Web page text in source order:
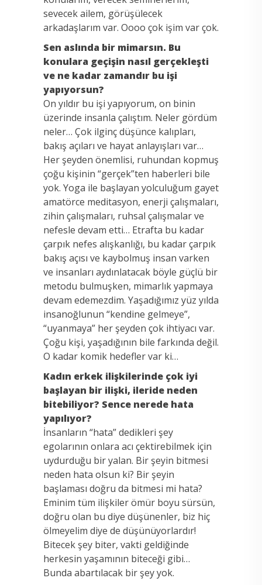
sevecek ailem, görüşülecek
arkadaşlarım var. Oooo çok işim var çok.
Sen aslında bir mimarsın. Bu
konulara geçişin nasıl gerçekleşti
ve ne kadar zamandır bu işi
yapıyorsun?
On yıldır bu işi yapıyorum, on binin
üzerinde insanla çalıştım. Neler gördüm
neler… Çok ilginç düşünce kalıpları,
bakış açıları ve hayat anlayışları var…
Her şeyden önemlisi, ruhundan kopmuş
çoğu kişinin “gerçek”ten haberleri bile
yok. Yoga ile başlayan yolculuğum gayet
amatörce meditasyon, enerji çalışmaları,
zihin çalışmaları, ruhsal çalışmalar ve
nefesle devam etti… Etrafta bu kadar
çarpık nefes alışkanlığı, bu kadar çarpık
bakış açısı ve kaybolmuş insan varken
ve insanları aydınlatacak böyle güçlü bir
metodu bulmuşken, mimarlık yapmaya
devam edemezdim. Yaşadığımız yüz yılda
insanoğlunun “kendine gelmeye”,
“uyanmaya” her şeyden çok ihtiyacı var.
Çoğu kişi, yaşadığının bile farkında değil.
O kadar komik hedefler var ki…
Kadın erkek ilişkilerinde çok iyi
başlayan bir ilişki, ileride neden
bitebiliyor? Sence nerede hata
yapılıyor?
İnsanların “hata” dedikleri şey
egolarının onlara acı çektirebilmek için
uydurduğu bir yalan. Bir şeyin bitmesi
neden hata olsun ki? Bir şeyin
başlaması doğru da bitmesi mi hata?
Eminim tüm ilişkiler ömür boyu sürsün,
doğru olan bu diye düşünenler, biz hiç
ölmeyelim diye de düşünüyorlardır!
Bitecek şey biter, vakti geldiğinde
herkesin yaşamının biteceği gibi…
Bunda abartılacak bir şey yok.